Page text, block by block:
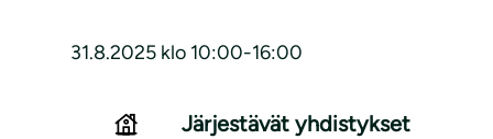
31.8.2025 klo 10:00-16:00
Järjestävät yhdistykset